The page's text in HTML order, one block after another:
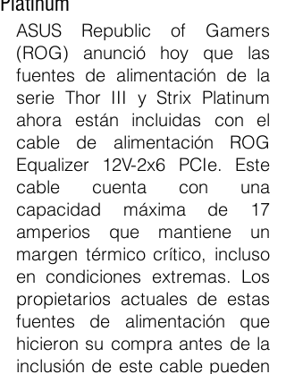
ASUS Republic of Gamers
(ROG) anunció hoy que las
fuentes de alimentación de la
serie Thor III y Strix Platinum
ahora están incluidas con el
cable de alimentación ROG
Equalizer 12V-2x6 PCIe. Este
cable cuenta con una
capacidad máxima de 17
amperios que mantiene un
margen térmico crítico, incluso
en condiciones extremas. Los
propietarios actuales de estas
fuentes de alimentación que
hicieron su compra antes de la
inclusión de este cable pueden